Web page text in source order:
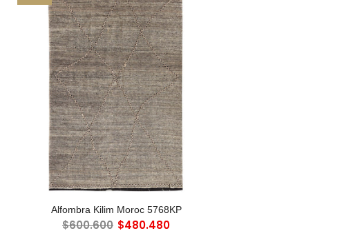
AGREGAR AL CARRO
Alfombra Kilim Moroc 5768KP
$600.600 $480.480